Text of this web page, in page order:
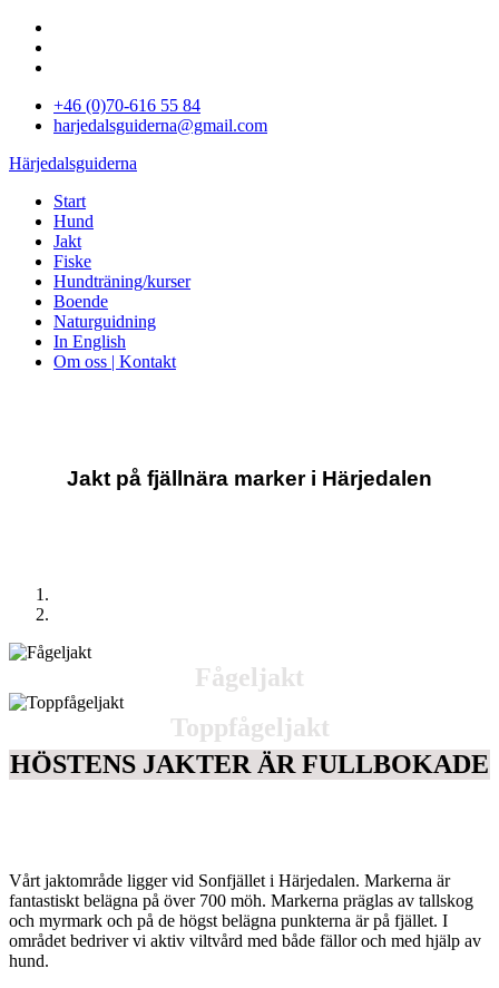
+46 (0)70-616 55 84
harjedalsguiderna@gmail.com
Härjedalsguiderna
Start
Hund
Jakt
Fiske
Hundträning/kurser
Boende
Naturguidning
In English
Om oss | Kontakt
Jakt på fjällnära marker i Härjedalen
Fågeljakt
Toppfågeljakt
HÖSTENS JAKTER ÄR FULLBOKADE
Vårt jaktområde ligger vid Sonfjället i Härjedalen. Markerna är
fantastiskt belägna på över 700 möh. Markerna präglas av tallskog
och myrmark och på de högst belägna punkterna är på fjället. I
området bedriver vi aktiv viltvård med både fällor och med hjälp av
hund.